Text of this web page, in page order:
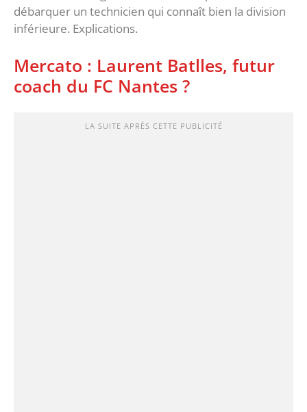
débarquer un technicien qui connaît bien la division
inférieure. Explications.
Mercato : Laurent Batlles, futur
coach du FC Nantes ?
LA SUITE APRÈS CETTE PUBLICITÉ